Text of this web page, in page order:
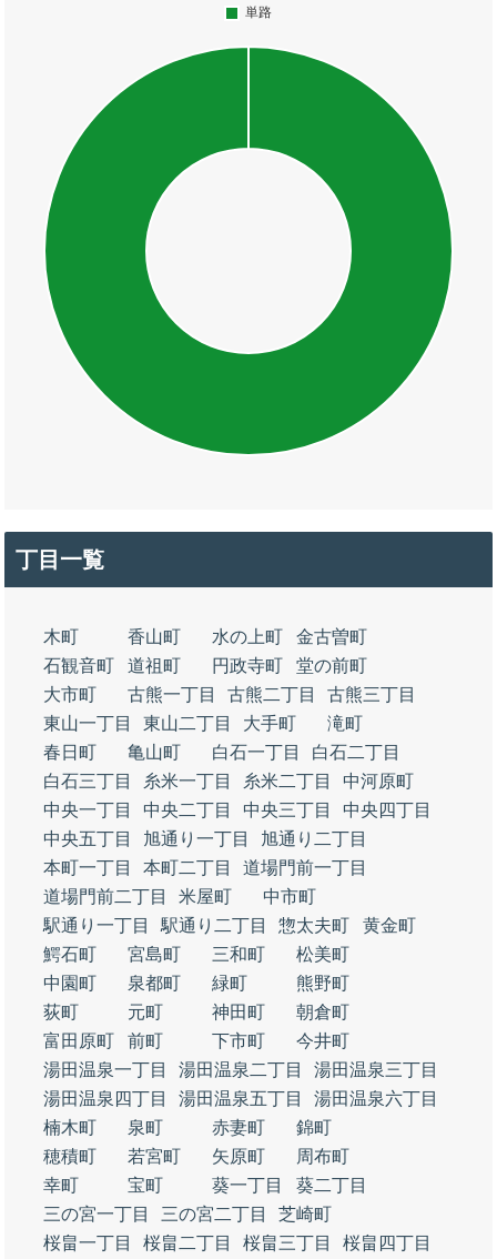
丁目一覧
木町 香山町 水の上町
金古曽町
石観音町
道祖町 円政寺町
堂の前町
大市町
古熊一丁目 古熊二丁目
古熊三丁目
東山一丁目
東山二丁目 大手町
滝町
春日町
亀山町 白石一丁目
白石二丁目
白石三丁目
糸米一丁目 糸米二丁目
中河原町
中央一丁目
中央二丁目 中央三丁目
中央四丁目
中央五丁目
旭通り一丁目
旭通り二丁目
本町一丁目
本町二丁目
道場門前一丁目
道場門前二丁目
米屋町
中市町
駅通り一丁目
駅通り二丁目 惣太夫町
黄金町
鰐石町
宮島町 三和町
松美町
中園町
泉都町 緑町
熊野町
荻町
元町 神田町
朝倉町
富田原町
前町 下市町
今井町
湯田温泉一丁目
湯田温泉二丁目
湯田温泉三丁目
湯田温泉四丁目
湯田温泉五丁目
湯田温泉六丁目
楠木町
泉町 赤妻町
錦町
穂積町
若宮町 矢原町
周布町
幸町
宝町 葵一丁目
葵二丁目
三の宮一丁目
三の宮二丁目
芝崎町
桜畠一丁目
桜畠二丁目 桜畠三丁目
桜畠四丁目